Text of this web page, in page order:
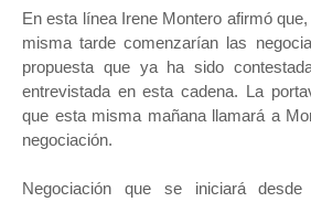
En esta línea Irene Montero afirmó
misma tarde comenzarían las
propuesta que ya ha sido
entrevistada en esta cadena. La
que esta misma mañana llamará a
negociación.
Negociación que se iniciará desde